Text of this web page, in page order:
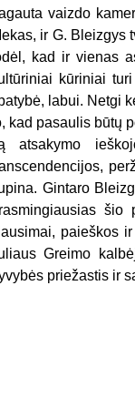
vaizdo
ir G. Bleizgys
kad ir vienas
kūriniai
labui. Netgi
kad pasaulis būtų
atsakymo
Gintaro
šio
paieškos
Greimo
priežastis ir